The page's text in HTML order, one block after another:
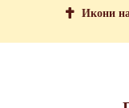
Икони